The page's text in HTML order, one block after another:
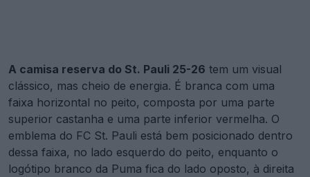
A camisa reserva do St. Pauli 25-26 tem um visual
clássico, mas cheio de energia. É branca com uma
faixa horizontal no peito, composta por uma parte
superior castanha e uma parte inferior vermelha. O
emblema do FC St. Pauli está bem posicionado dentro
dessa faixa, no lado esquerdo do peito, enquanto o
logótipo branco da Puma fica do lado oposto, à direita